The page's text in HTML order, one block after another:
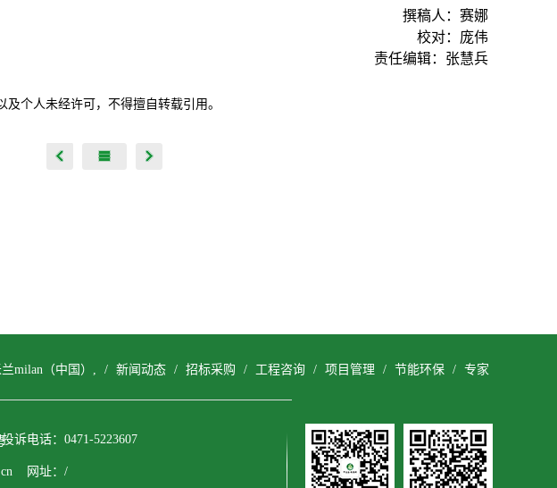
撰稿人：赛娜
校对：庞伟
责任编辑：张慧兵
个人未经许可，不得擅自转载引用。
milan（中国）, / 新闻动态 / 招标采购 / 工程咨询 / 项目管理 / 节能环保 / 专家
诉电话：0471-5223607
网址：/